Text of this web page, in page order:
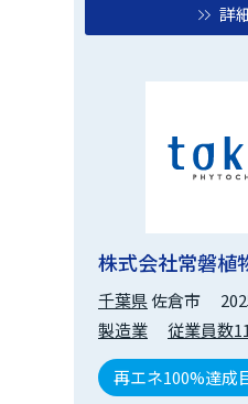
詳
株式会社常磐植
千葉県佐倉市
製造業
従業員数
再エネ100%達成